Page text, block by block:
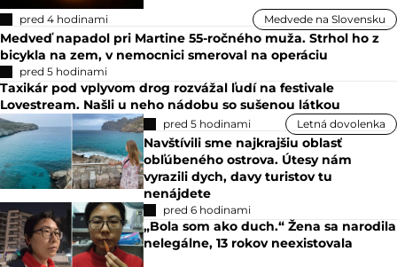
pred 4 hodinami Medvede na Slovensku
Medveď napadol pri Martine 55-ročného muža. Strhol ho z
bicykla na zem, v nemocnici smeroval na operáciu
pred 5 hodinami
Taxikár pod vplyvom drog rozvážal ľudí na festivale
Lovestream. Našli u neho nádobu so sušenou látkou
pred 5 hodinami Letná dovolenka
Navštívili sme najkrajšiu oblasť
obľúbeného ostrova. Útesy nám
vyrazili dych, davy turistov tu
nenájdete
pred 6 hodinami
„Bola som ako duch.“ Žena sa narodila
nelegálne, 13 rokov neexistovala